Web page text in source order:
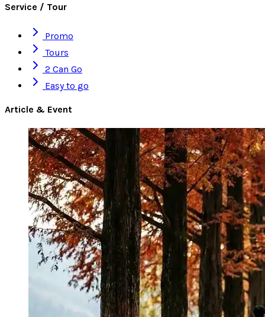
Service / Tour
Promo
Tours
2 Can Go
Easy to go
Article & Event